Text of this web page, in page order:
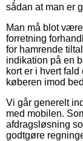
sådan at man er
Man må blot
forretning
for hamrende
indikation på en
kort er i hvert
køberen imod
Vi går generelt
med mobilen.
afdragsløsning
godtgøre